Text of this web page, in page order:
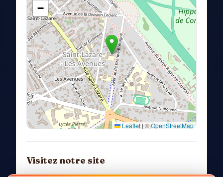
−
Leaflet |©OpenStreetMap
Itinéraire (Google Maps)
Visitez notre site